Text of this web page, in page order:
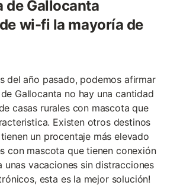
de Gallocanta
wi-fi la mayoría de
del año pasado, podemos afirmar
Gallocanta no hay una cantidad
casas rurales con mascota que
Existen otros destinos
un procentaje más elevado
con mascota que tienen conexión
unas vacaciones sin distracciones
esta es la mejor solución!